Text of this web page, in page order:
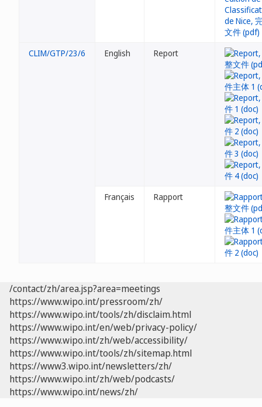
CLIM/GTP/23/6 English Report
Français Rapport
/contact/zh/area.jsp?area=meetings
https://www.wipo.int/pressroom/zh/
https://www.wipo.int/tools/zh/disclaim.html
https://www.wipo.int/en/web/privacy-policy/
https://www.wipo.int/zh/web/accessibility/
https://www.wipo.int/tools/zh/sitemap.html
https://www3.wipo.int/newsletters/zh/
https://www.wipo.int/zh/web/podcasts/
https://www.wipo.int/news/zh/